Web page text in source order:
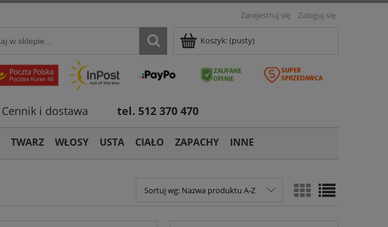
Zarejestruj się Zaloguj się
Koszyk:(pusty)
Cennik i dostawa tel. 512 370 470
TWARZ WŁOSY USTA CIAŁO ZAPACHY
INNE
Sortuj wg: Nazwa produktu A-Z